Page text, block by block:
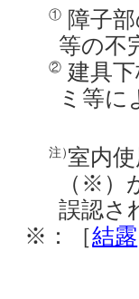
① 障子
等の不
② 建具
ミ等に
注）室内
（※）
誤認さ
※：［結露